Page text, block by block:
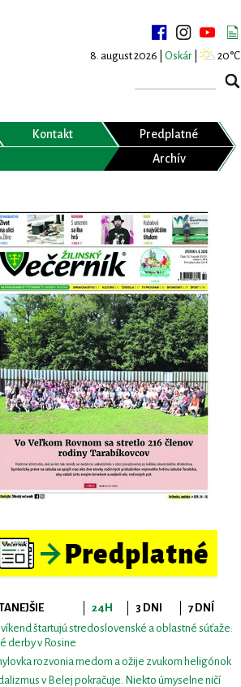
8. august 2026 | Oskár 20°C
Kontakt
Predplatné
Archív
24H 3 DNI
7 DNÍ
štartujú stredoslovenské a oblastné súťaže:
derby v Rosine
rozvonia medom a ožije zvukom heligónok
v Belej pokračuje. Niekto úmyselne ničí